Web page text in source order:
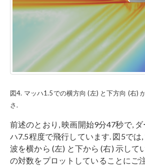
図4. マッハ1.5での横方向 (左) と下方向 (右)
さ.
前述のとおり, 映画開始9分47秒で,
ハ7.5程度で飛行しています. 図5では
波を横から (左) と下から (右) 示して
の対数をプロットしていることにご